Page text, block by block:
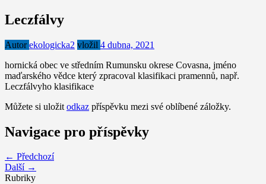
Leczfálvy
Autorekologicka2 vložil 4 dubna, 2021
hornická obec ve středním Rumunsku okrese Covasna, jméno
maďarského vědce který zpracoval klasifikaci pramennů, např.
Leczfálvyho klasifikace
Můžete si uložit odkaz příspěvku mezi své oblíbené záložky.
Navigace pro příspěvky
← Předchozí
Další →
Rubriky